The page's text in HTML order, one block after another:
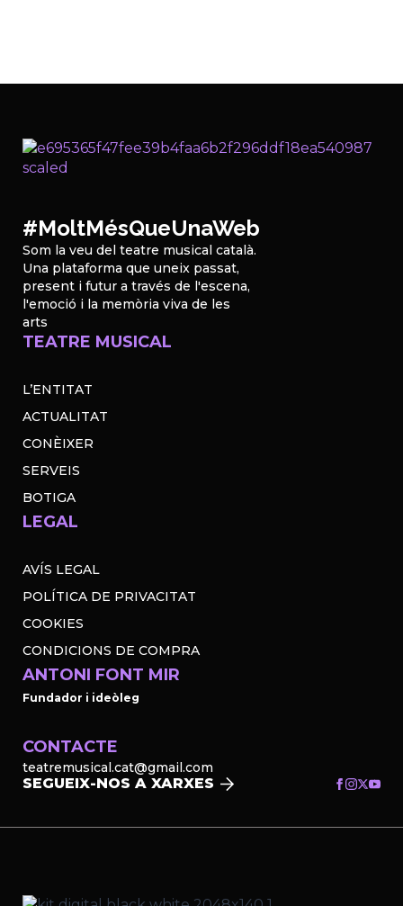
#MoltMésQueUnaWeb
Som la veu del teatre musical català.
Una plataforma que uneix passat,
present i futur a través de l'escena,
l'emoció i la memòria viva de les
arts
TEATRE MUSICAL
L’ENTITAT
ACTUALITAT
CONÈIXER
SERVEIS
BOTIGA
LEGAL
AVÍS LEGAL
POLÍTICA DE PRIVACITAT
COOKIES
CONDICIONS DE COMPRA
ANTONI FONT MIR
Fundador i ideòleg
CONTACTE
teatremusical.cat@gmail.com
SEGUEIX-NOS A XARXES